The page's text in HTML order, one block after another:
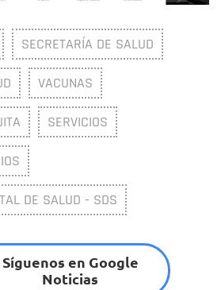
SECRETARÍA DE SALUD
VACUNAS
SERVICIOS
DE SALUD - SDS
Síguenos en Google
Noticias